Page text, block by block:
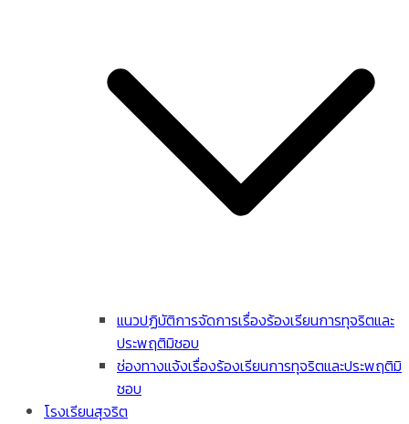
แนวปฏิบัติการจัดการเรื่องร้องเรียนการทุจริตและ
ประพฤติมิชอบ
ช่องทางแจ้งเรื่องร้องเรียนการทุจริตและประพฤติมิ
ชอบ
โรงเรียนสุจริต